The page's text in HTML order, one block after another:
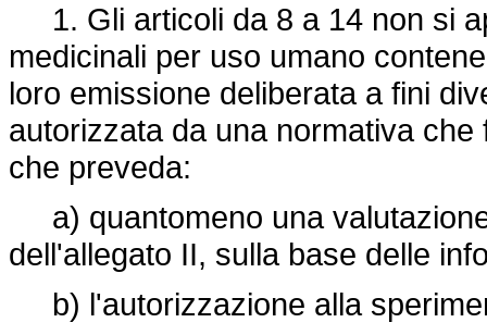
1. Gli articoli da 8 a 14 non si
medicinali per uso umano
loro emissione deliberata a fini
autorizzata da una normativa
che preveda:
a) quantomeno una
dell'allegato II, sulla base delle
b) l'autorizzazione alla